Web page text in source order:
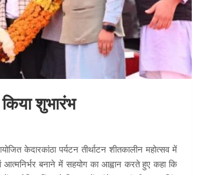
शुभारंभ
केदारकांठा पर्यटन तीर्थाटन शीतकालीन महोत्सव में
बनाने में सहयोग का आह्वान करते हुए कहा कि